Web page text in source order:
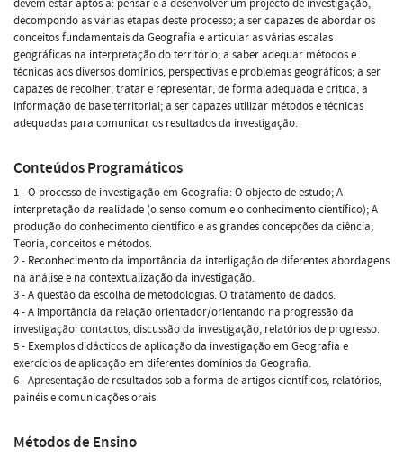
decompondo as várias etapas deste processo; a ser capazes de abordar os
conceitos fundamentais da Geografia e articular as várias escalas
geográficas na interpretação do território; a saber adequar métodos e
técnicas aos diversos domínios, perspectivas e problemas geográficos; a ser
capazes de recolher, tratar e representar, de forma adequada e crítica, a
informação de base territorial; a ser capazes utilizar métodos e técnicas
adequadas para comunicar os resultados da investigação.
Conteúdos Programáticos
1 - O processo de investigação em Geografia: O objecto de estudo; A
interpretação da realidade (o senso comum e o conhecimento científico); A
produção do conhecimento científico e as grandes concepções da ciência;
Teoria, conceitos e métodos.
2 - Reconhecimento da importância da interligação de diferentes abordagens
na análise e na contextualização da investigação.
3 - A questão da escolha de metodologias. O tratamento de dados.
4 - A importância da relação orientador/orientando na progressão da
investigação: contactos, discussão da investigação, relatórios de progresso.
5 - Exemplos didácticos de aplicação da investigação em Geografia e
exercícios de aplicação em diferentes domínios da Geografia.
6 - Apresentação de resultados sob a forma de artigos científicos, relatórios,
painéis e comunicações orais.
Métodos de Ensino